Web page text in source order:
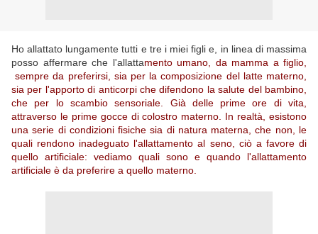
Ho allattato lungamente tutti e tre i miei figli e, in linea di massima
posso affermare che l'allattamento umano, da mamma a figlio,
sempre da preferirsi, sia per la composizione del latte materno,
sia per l'apporto di anticorpi che difendono la salute del bambino,
che per lo scambio sensoriale. Già delle prime ore di vita,
attraverso le prime gocce di colostro materno. In realtà, esistono
una serie di condizioni fisiche sia di natura materna, che non, le
quali rendono inadeguato l'allattamento al seno, ciò a favore di
quello artificiale: vediamo quali sono e quando l'allattamento
artificiale è da preferire a quello materno.